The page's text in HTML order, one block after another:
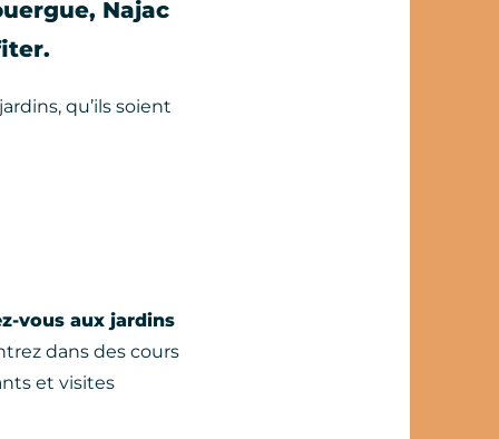
, Najac
qu’ils soient
vous aux jardins
dans des cours
et visites